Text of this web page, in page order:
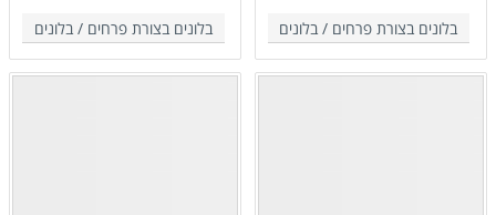
בלונים בצורת פרחים / בלונים בלונים בצורת פרחים /בלונים